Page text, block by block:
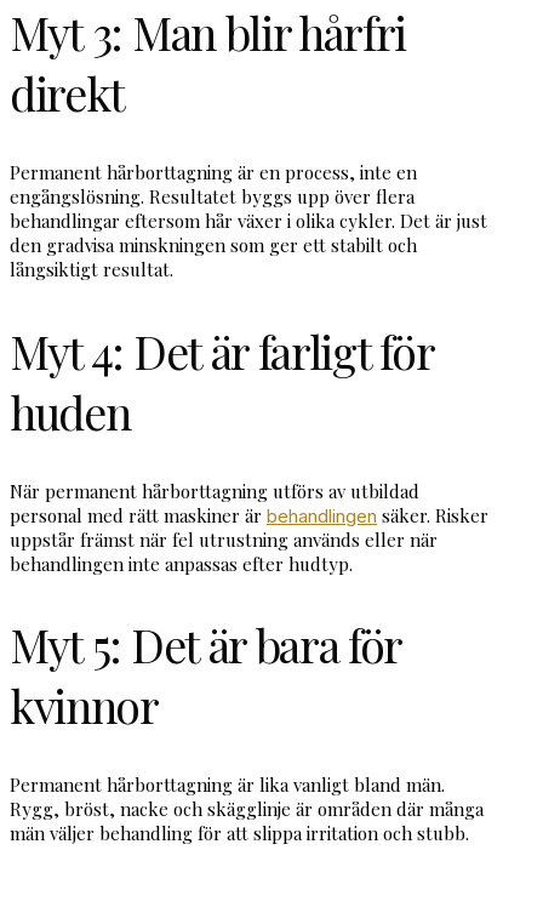
Myt 3: Man blir hårfri
direkt
Permanent hårborttagning är en process, inte en
engångslösning. Resultatet byggs upp över flera
behandlingar eftersom hår växer i olika cykler. Det är just
den gradvisa minskningen som ger ett stabilt och
långsiktigt resultat.
Myt 4: Det är farligt för
huden
När permanent hårborttagning utförs av utbildad
personal med rätt maskiner är behandlingen säker. Risker
uppstår främst när fel utrustning används eller när
behandlingen inte anpassas efter hudtyp.
Myt 5: Det är bara för
kvinnor
Permanent hårborttagning är lika vanligt bland män.
Rygg, bröst, nacke och skägglinje är områden där många
män väljer behandling för att slippa irritation och stubb.